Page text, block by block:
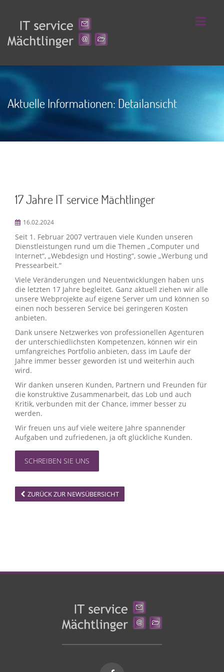
Aktuelle Informationen: Detailansicht
17 Jahre IT service Mächtlinger
16.02.2024
Seit 1. Februar 2007 vertrauen viele Kunden unseren
Dienstleistungen rund um die Themen „Computer und
Internet“, „Webdesign und Hosting“, sowie „Werbung und
Pressearbeit.“
Viele Veränderungen und Neuentwicklungen haben uns
die letzten 17 Jahre begleitet. Ganz aktuell ziehen wir alle
unsere Webprojekte auf eigene Server um und können so
einen noch besseren Service bei geringeren Kosten
anbieten.
Dank unsere Netzwerkes von professionellen Agenturen
der unterschiedlichsten Kompetenzen, können wir ein
umfangreiches Portfolio anbieten, dass im Laufe der
Jahre immer besser geworden ist und weiterhin auch
wird.
Wir danken unseren Kunden, Partnern und Freunden für
die konstruktive Zusammenarbeit, das Lob und auch
Kritik, verbunden mit der Chance, immer besser zu
werden.
Wir freuen uns auf viele weitere Jahre spannender
Aufgaben und zufriedenen, ja oft glückliche Kunden.
SCHREIBEN SIE UNS
ZURÜCK ZUR NEWSÜBERSICHT